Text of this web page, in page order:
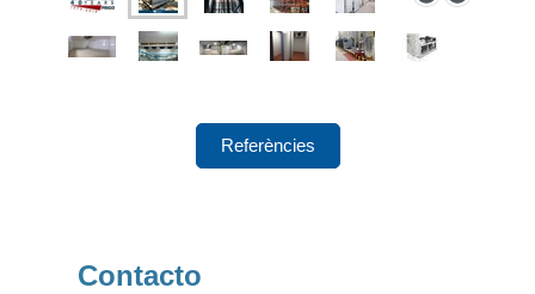
Referències
Contacto